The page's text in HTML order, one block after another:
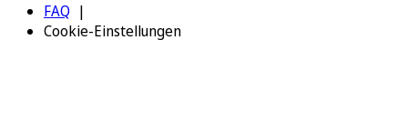
FAQ
Cookie-Einstellungen